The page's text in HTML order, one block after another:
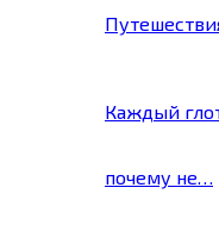
Каждый
почему не…